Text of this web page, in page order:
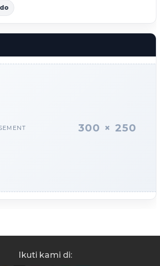
300 × 250
Ikuti kami di: